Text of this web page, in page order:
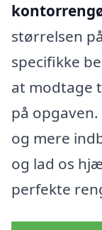
størrelsen
specifikke
at modtage
på
og mere
og lad os
perfekte